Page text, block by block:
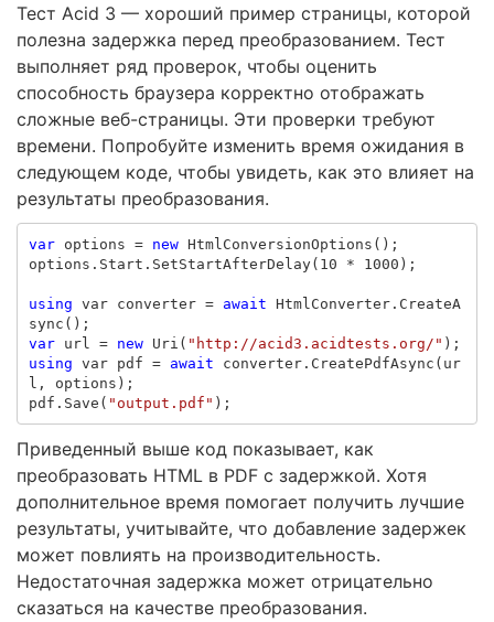
Тест Acid 3 — хороший пример страницы, которой
полезна задержка перед преобразованием. Тест
выполняет ряд проверок, чтобы оценить
способность браузера корректно отображать
сложные веб-страницы. Эти проверки требуют
времени. Попробуйте изменить время ожидания в
следующем коде, чтобы увидеть, как это влияет на
результаты преобразования.
var options = new HtmlConversionOptions ();
options . Start . SetStartAfterDelay( 10 * 1000 );
using var converter = await HtmlConverter. CreateA
sync ();
var
url = new Uri ( "http://acid3.acidtests.org/" );
using var pdf = await converter. CreatePdfAsync ( ur
l , options );
pdf . Save ( "output.pdf" );
Приведенный выше код показывает, как
преобразовать HTML в PDF с задержкой. Хотя
дополнительное время помогает получить лучшие
результаты, учитывайте, что добавление задержек
может повлиять на производительность.
Недостаточная задержка может отрицательно
сказаться на качестве преобразования.